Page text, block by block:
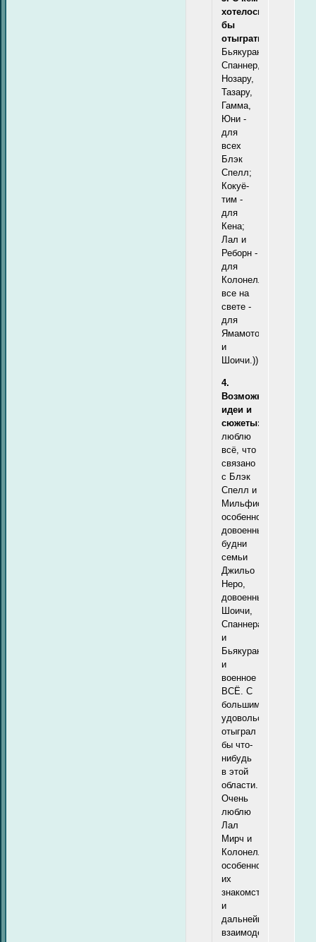
хотелось
бы
отыграть:
Бьякуран,
Спаннер,
Нозару,
Тазару,
Гамма,
Юни -
для
всех
Блэк
Спелл;
Кокуё-
тим -
для
Кена;
Лал и
Реборн -
для
Колонелло;
все на
свете -
для
Ямамото
и
Шоичи.))
4.
Возможные
идеи и
сюжеты:
люблю
всё, что
связано
с Блэк
Спелл и
Мильфиоре,
особенно
довоенные
будни
семьи
Джильо
Неро,
довоенных
Шоичи,
Спаннера
и
Бьякурана
и
военное
ВСЁ. С
большим
удовольствием
отыграл
бы что-
нибудь
в этой
области.
Очень
люблю
Лал
Мирч и
Колонелло,
особенно
их
знакомство
и
дальнейшее
взаимодействие